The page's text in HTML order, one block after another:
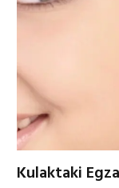
Kulaktaki